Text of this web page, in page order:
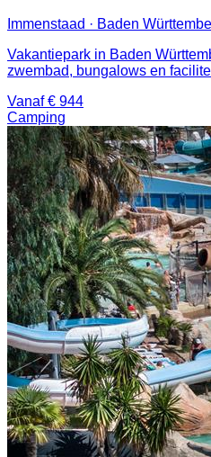
Immenstaad · Baden
Vakantiepark in Baden
zwembad, bungalows en
Vanaf € 944
Camping